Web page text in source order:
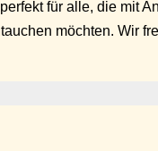
für alle, die mit
möchten. Wir